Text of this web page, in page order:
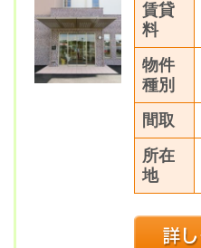
賃貸
料
物件
種別
間取
所在
地